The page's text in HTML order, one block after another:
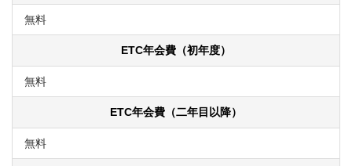
無料
ETC年会費（初年度）
無料
ETC年会費（二年目以降）
無料